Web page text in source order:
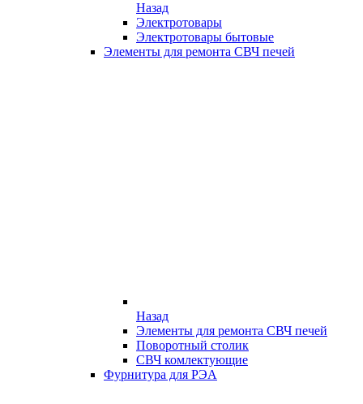
Назад
Электротовары
Электротовары бытовые
Элементы для ремонта СВЧ печей
Назад
Элементы для ремонта СВЧ печей
Поворотный столик
СВЧ комлектующие
Фурнитура для РЭА